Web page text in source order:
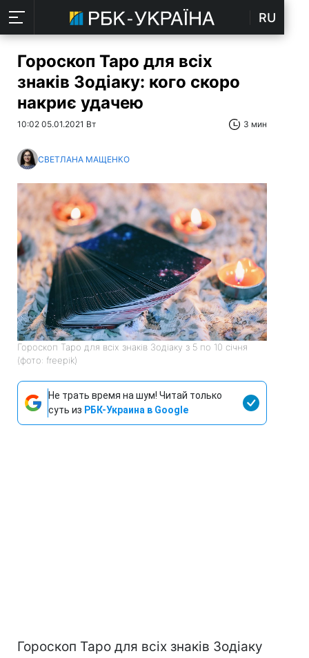
RU
Гороскоп Таро для всіх
знаків Зодіаку: кого скоро
накриє удачею
10:02 05.01.2021 Вт 3 мин
СВЕТЛАНА МАЩЕНКО
Гороскоп Таро для всіх знаків Зодіаку з 5 по 10 січня
(фото: freepik)
Не трать время на шум! Читай только
суть из РБК-Украина в Google
Гороскоп Таро для всіх знаків Зодіаку